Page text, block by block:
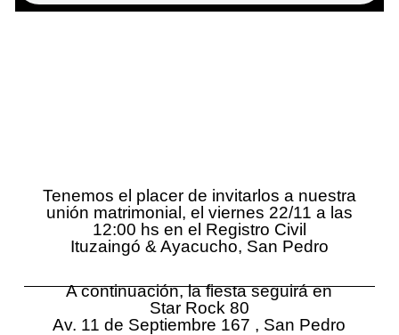
Tenemos el placer de invitarlos a nuestra
unión matrimonial, el viernes 22/11 a las
12:00 hs en el Registro Civil
Ituzaingó & Ayacucho, San Pedro
A continuación, la fiesta seguirá en
Star Rock 80
Av. 11 de Septiembre 167 , San Pedro